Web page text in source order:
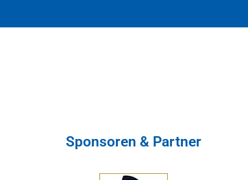
Sponsoren & Partner